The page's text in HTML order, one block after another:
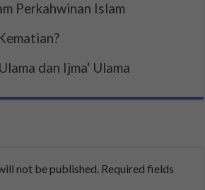
Perkahwinan Islam
dan Ijma‘ Ulama
not be published. Required fields